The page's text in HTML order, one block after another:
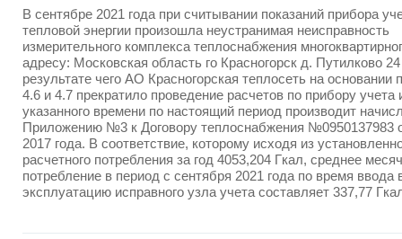
В сентябре 2021 года при считывании показаний прибора
тепловой энергии произошла неустранимая неисправность
измерительного комплекса теплоснабжения
адресу: Московская область го Красногорск д. Путилково
результате чего АО Красногорская теплосеть на основании
4.6 и 4.7 прекратило проведение расчетов по прибору учета
указанного времени по настоящий период производит
Приложению №3 к Договору теплоснабжения №0950137983
2017 года. В соответствие, которому исходя из
расчетного потребления за год 4053,204 Гкал, среднее
потребление в период с сентября 2021 года по время ввода
эксплуатацию исправного узла учета составляет 337,77